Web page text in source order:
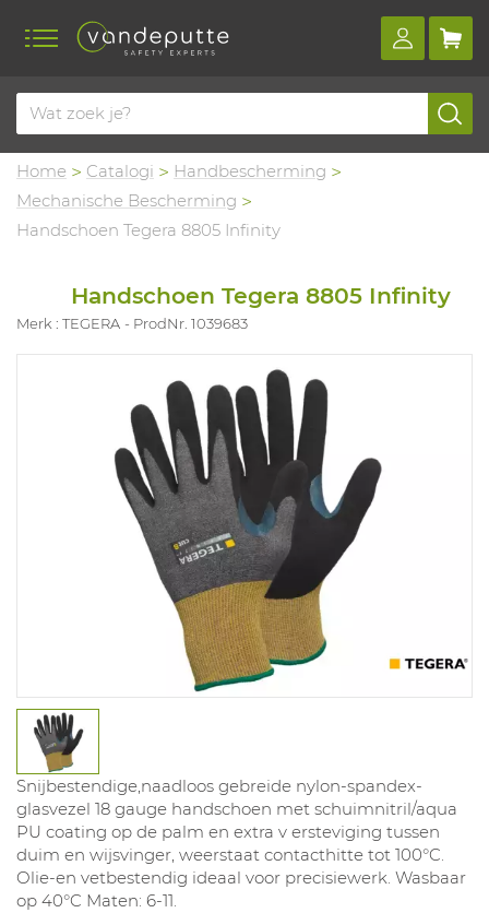
Home Catalogi
Handbescherming
Mechanische Bescherming
Handschoen Tegera 8805 Infinity
Handschoen Tegera 8805 Infinity
Merk : TEGERA ProdNr. 1039683
Snijbestendige,naadloos gebreide nylon-spandex-
glasvezel 18 gauge handschoen met schuimnitril/aqua
PU coating op de palm en extra v ersteviging tussen
duim en wijsvinger, weerstaat contacthitte tot 100°C.
Olie-en vetbestendig ideaal voor precisiewerk. Wasbaar
op 40°C Maten: 6-11.